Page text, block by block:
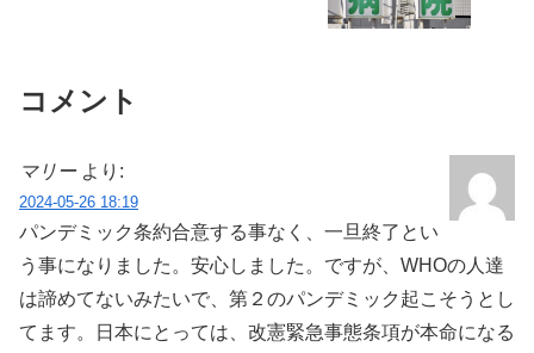
コメント
マリー より:
2024-05-26 18:19
パンデミック条約合意する事なく、一旦終了とい
う事になりました。安心しました。ですが、WHOの人達
は諦めてないみたいで、第２のパンデミック起こそうとし
てます。日本にとっては、改憲緊急事態条項が本命になる